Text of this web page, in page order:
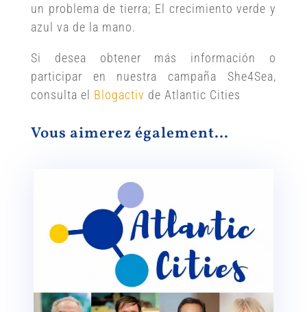
un problema de tierra; El crecimiento verde y
azul va de la mano.
Si desea obtener más información o
participar en nuestra campaña She4Sea,
consulta el Blogactiv de Atlantic Cities
Vous aimerez également…